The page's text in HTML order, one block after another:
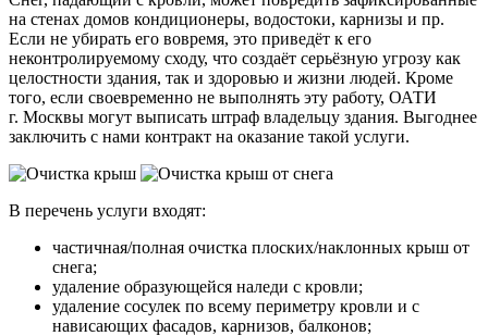
на стенах домов кондиционеры, водостоки, карнизы и пр.
Если не убирать его вовремя, это приведёт к его
неконтролируемому сходу, что создаёт серьёзную угрозу как
целостности здания, так и здоровью и жизни людей. Кроме
того, если своевременно не выполнять эту работу, ОАТИ
г. Москвы могут выписать штраф владельцу здания. Выгоднее
заключить с нами контракт на оказание такой услуги.
В перечень услуги входят:
частичная/полная очистка плоских/наклонных крыш от
снега;
удаление образующейся наледи с кровли;
удаление сосулек по всему периметру кровли и с
нависающих фасадов, карнизов, балконов;